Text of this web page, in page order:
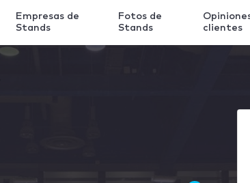
Empresas de
Stands
Fotos de
Stands
clientes